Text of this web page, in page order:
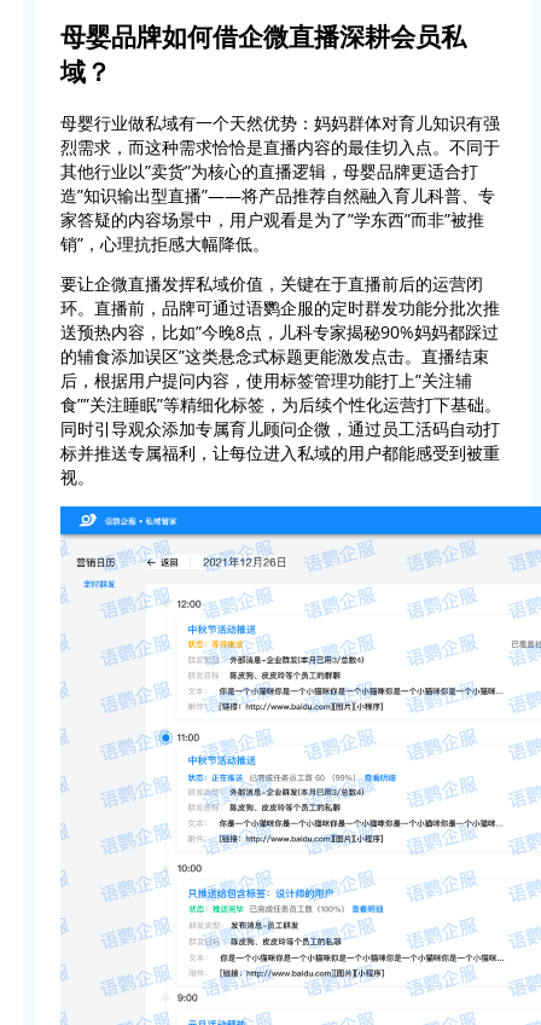
母婴品牌如何借企微直播深耕会员私
域？
母婴行业做私域有一个天然优势：妈妈群体对育儿知识有强
烈需求，而这种需求恰恰是直播内容的最佳切入点。不同于
其他行业以”卖货”为核心的直播逻辑， 母婴品牌更适合打
造”知识输出型直播”——将产品推荐自然融入育儿科普、专
家答疑的内容场景中，用户观看是为了”学东西”而非”被推
销”，心理抗拒感大幅降低。
要让企微直播发挥私域价值，关键在于直播前后的运营闭
环。直播前，品牌可通过语鹦企服的定时群发功能分批次推
送预热内容，比如”今晚8点，儿科专家揭秘90%妈妈都踩过
的辅食添加误区”这类悬念式标题更能激发点击。直播结束
后，根据用户提问内容，使用标签管理功能打上”关注辅
食””关注睡眠”等精细化标签，为后续个性化运营打下基础。
同时引导观众添加专属育儿顾问企微，通过员工活码自动打
标并推送专属福利，让每位进入私域的用户都能感受到被重
视。